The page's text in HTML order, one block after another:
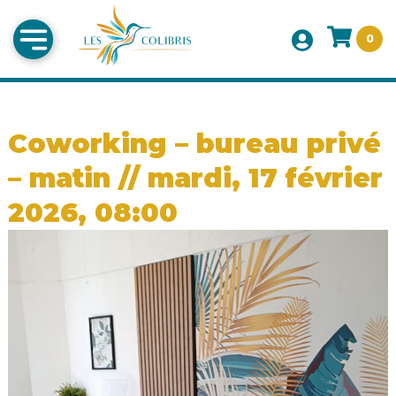
0
Coworking – bureau privé
– matin // mardi, 17 février
2026, 08:00